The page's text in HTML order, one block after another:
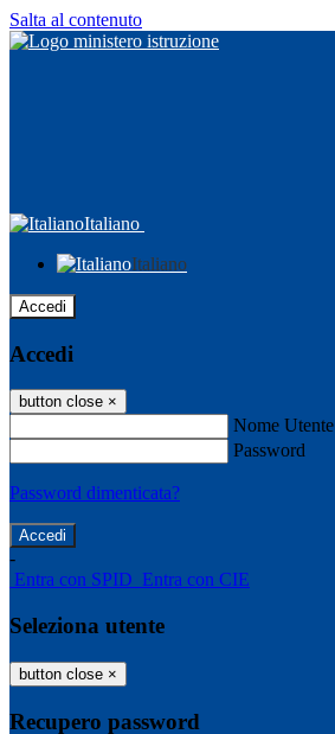
Salta al contenuto
Italiano
Italiano
Accedi
Accedi
button close ×
Nome Utente
Password
Password dimenticata?
-
Entra con SPID Entra con CIE
Seleziona utente
button close ×
Recupero password